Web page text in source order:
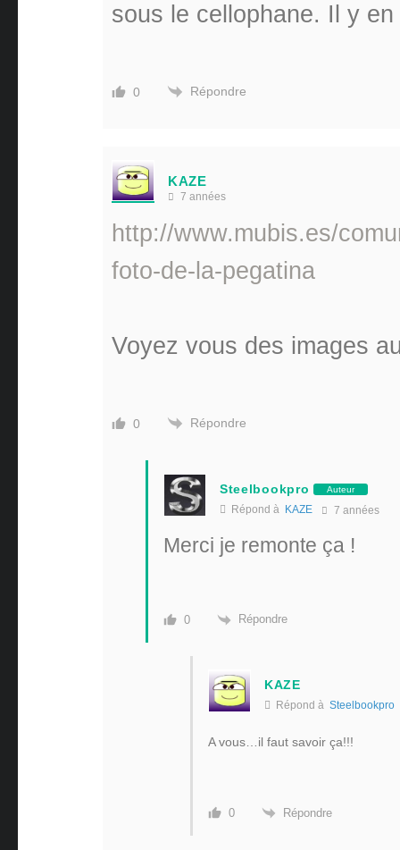
sous le cellophane. Il y
0 Répondre
KAZE
7 années
http://www.mubis.es/
foto-de-la-pegatina
Voyez vous des images
0 Répondre
Steelbookpro Auteur
Répond à KAZE 7 années
Merci je remonte ça !
0 Répondre
KAZE
Répond à Steelbookpro
A vous…il faut savoir ça!!!
0 Répondre